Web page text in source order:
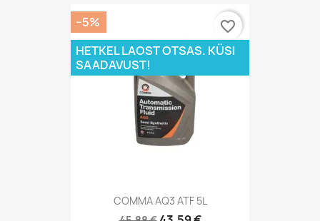
COMMA AQ3 ATF 5L
−5%
HETKEL LAOST OTSAS. KÜSI
SAADAVUST!
favorite_border